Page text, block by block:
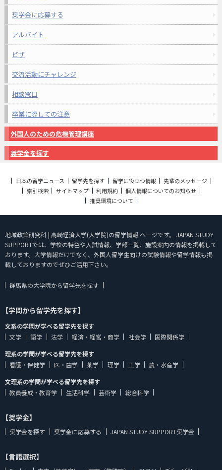
奨学金に応募する
アルバイト
ビザ
交流活動にチャレンジ
相談窓口
卒業に際しての注意
外国人のための危機管理講座
奨学金を探す
日本の留学ニュース 留学先を探す 留学に役立つ情報
先輩のメッセージ
索引検索
サイトマップ 利用規約
個人情報についてのお知らせ
推奨環境について
地域政策研究科 | 高崎経済大学(大学院)の留学情報 ページです。 JAPAN STUDY
SUPPORTでは、学校の特色や入試情報、学部一覧、施設案内の情報を掲載して
おります。大学情報だけでなく、外国人留学生向けの試験情報や留学情報も掲
載しておりますのでぜひご活用下さい。
群馬県の大学院から留学先を探す
【学問から留学先を探す】
文系の学問が学べる留学先を探す
文学
語学 法学 経済・経営・商学 社会学
国際関係学
理系の学問が学べる留学先を探す
看護・保健学
医・歯学 薬学 理学 工学
農・水産学
文理系の学問が学べる留学先を探す
教員養成・教育学
生活科学 芸術学 総合科学
【奨学金】
奨学金を探す 奨学金に応募する JAPAN STUDY SUPPORT奨学金
【言語選択】